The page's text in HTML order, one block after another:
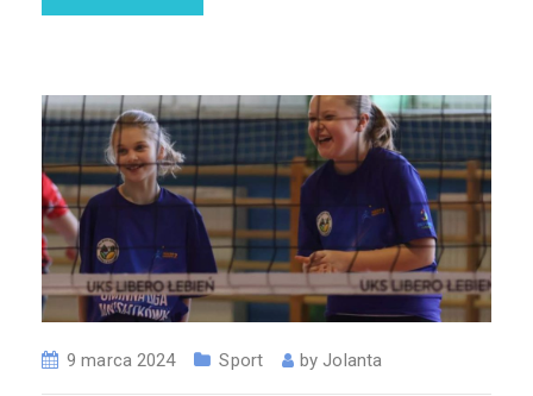
9 marca 2024 Sport byJolanta